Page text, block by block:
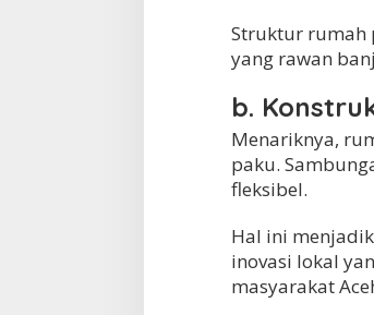
Struktur rumah
yang rawan
b.
Menariknya,
paku.
fleksibel.
Hal ini
inovasi lokal
masyarakat